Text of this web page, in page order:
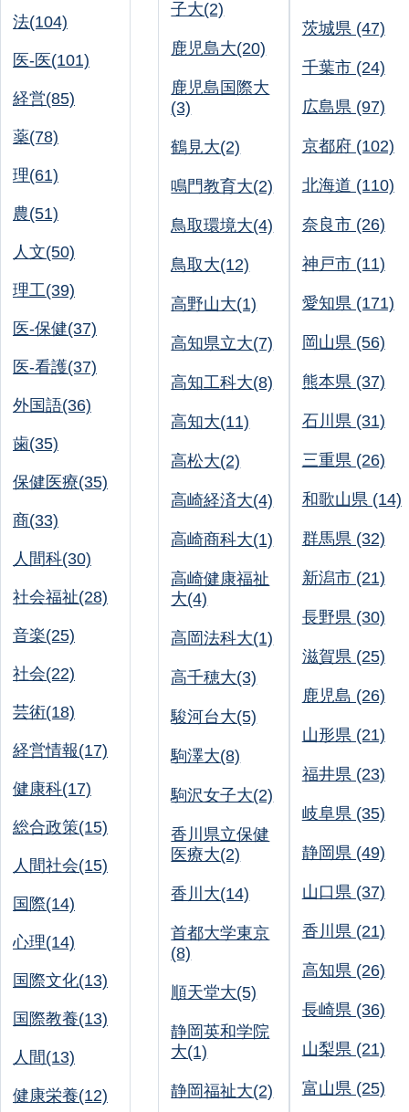
法(104)
医-医(101)
経営(85)
薬(78)
理(61)
農(51)
人文(50)
理工(39)
医-保健(37)
医-看護(37)
外国語(36)
歯(35)
保健医療(35)
商(33)
人間科(30)
社会福祉(28)
音楽(25)
社会(22)
芸術(18)
経営情報(17)
健康科(17)
総合政策(15)
人間社会(15)
国際(14)
心理(14)
国際文化(13)
国際教養(13)
人間(13)
健康栄養(12)
子大(2)
鹿児島大(20)
鹿児島国際大
(3)
鶴見大(2)
鳴門教育大(2)
鳥取環境大(4)
鳥取大(12)
高野山大(1)
高知県立大(7)
高知工科大(8)
高知大(11)
高松大(2)
高崎経済大(4)
高崎商科大(1)
高崎健康福祉
大(4)
高岡法科大(1)
高千穂大(3)
駿河台大(5)
駒澤大(8)
駒沢女子大(2)
香川県立保健
医療大(2)
香川大(14)
首都大学東京
(8)
順天堂大(5)
静岡英和学院
大(1)
静岡福祉大(2)
茨城県 (47)
千葉市 (24)
広島県 (97)
京都府 (102)
北海道 (110)
奈良市 (26)
神戸市 (11)
愛知県 (171)
岡山県 (56)
熊本県 (37)
石川県 (31)
三重県 (26)
和歌山県 (14)
群馬県 (32)
新潟市 (21)
長野県 (30)
滋賀県 (25)
鹿児島 (26)
山形県 (21)
福井県 (23)
岐阜県 (35)
静岡県 (49)
山口県 (37)
香川県 (21)
高知県 (26)
長崎県 (36)
山梨県 (21)
富山県 (25)